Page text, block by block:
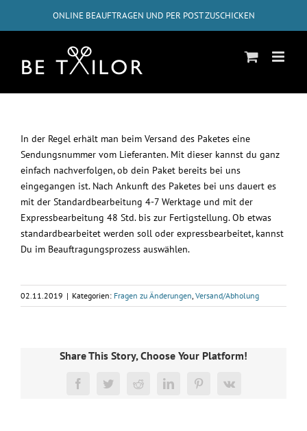
ONLINE BEAUFTRAGEN UND PER POST ZUSCHICKEN
✓ ABHOLUNG BEI DIR ZUHAUSE MÖGLICH
In der Regel erhält man beim Versand des Paketes eine
Sendungsnummer vom Lieferanten. Mit dieser kannst du ganz
einfach nachverfolgen, ob dein Paket bereits bei uns
eingegangen ist. Nach Ankunft des Paketes bei uns dauert es
mit der Standardbearbeitung 4-7 Werktage und mit der
Expressbearbeitung 48 Std. bis zur Fertigstellung. Ob etwas
standardbearbeitet werden soll oder expressbearbeitet, kannst
Du im Beauftragungsprozess auswählen.
02.11.2019 | Kategorien: Fragen zu Änderungen, Versand/Abholung
Share This Story, Choose Your Platform!
FacebookTwitterRedditLinkedInPinterest
Vk